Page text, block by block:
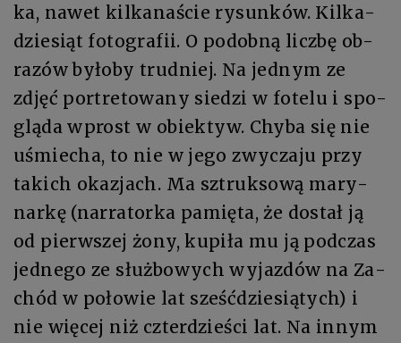
ka, na­wet kil­ka­na­ście ry­sun­ków. Kil­ka­
dzie­siąt fo­to­gra­fii. O po­dob­ną licz­bę ob­
ra­zów by­ło­by trud­niej. Na jed­nym ze
zdjęć por­tre­to­wa­ny sie­dzi w fo­te­lu i spo­
glą­da wprost w obiek­tyw. Chy­ba się nie
uśmie­cha, to nie w je­go zwy­cza­ju przy
ta­kich oka­zjach. Ma sztruk­so­wą ma­ry­
nar­kę (nar­ra­tor­ka pa­mię­ta, że do­stał ją
od pierw­szej żo­ny, ku­pi­ła mu ją pod­czas
jed­ne­go ze służ­bo­wych wyjazdów na Za­
chód w po­ło­wie lat sześć­dzie­sią­tych) i
nie wię­cej niż czter­dzie­ści lat. Na in­nym